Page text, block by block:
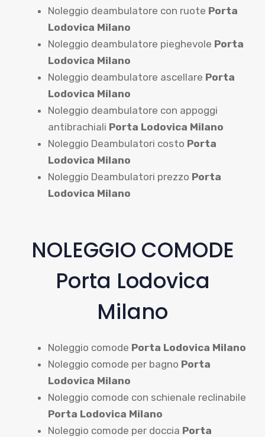
Noleggio deambulatore con ruote Porta
Lodovica Milano
Noleggio deambulatore pieghevole Porta
Lodovica Milano
Noleggio deambulatore ascellare Porta
Lodovica Milano
Noleggio deambulatore con appoggi
antibrachiali Porta Lodovica Milano
Noleggio Deambulatori costo Porta
Lodovica Milano
Noleggio Deambulatori prezzo Porta
Lodovica Milano
NOLEGGIO COMODE
Porta Lodovica
Milano
Noleggio comode Porta Lodovica Milano
Noleggio comode per bagno Porta
Lodovica Milano
Noleggio comode con schienale reclinabile
Porta Lodovica Milano
Noleggio comode per doccia Porta